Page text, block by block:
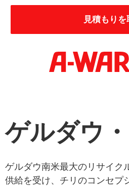
見積もりを
ゲルダウ
ゲルダウ南米最大のリサイク
供給を受け、チリのコンセプ